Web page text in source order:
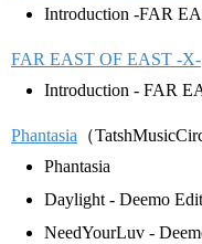
Introduction -FAR
FAR EAST OF EAST -X-
Introduction - FAR
Phantasia （
Phantasia
Daylight - Deemo
NeedYourLuv -